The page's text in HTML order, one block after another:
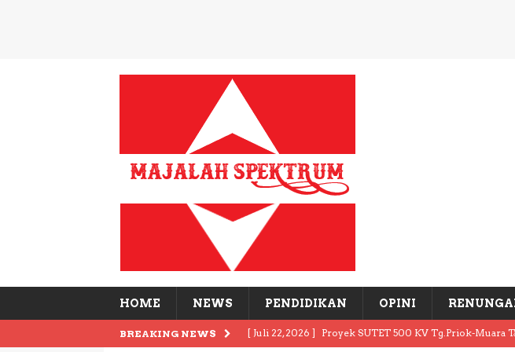
HOME NEWS PENDIDIKAN OPINI
BREAKING NEWS [ Juli 22, 2026 ] Proyek SUTET 500 KV Tg.Priok-Muara